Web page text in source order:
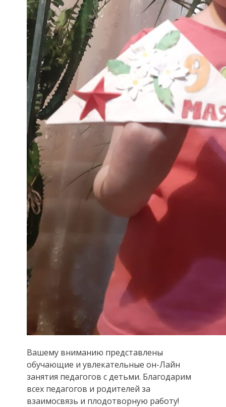
Вашему вниманию представлены
обучающие и увлекательные он-Лайн
занятия педагогов с детьми. Благодарим
всех педагогов и родителей за
взаимосвязь и плодотворную работу!